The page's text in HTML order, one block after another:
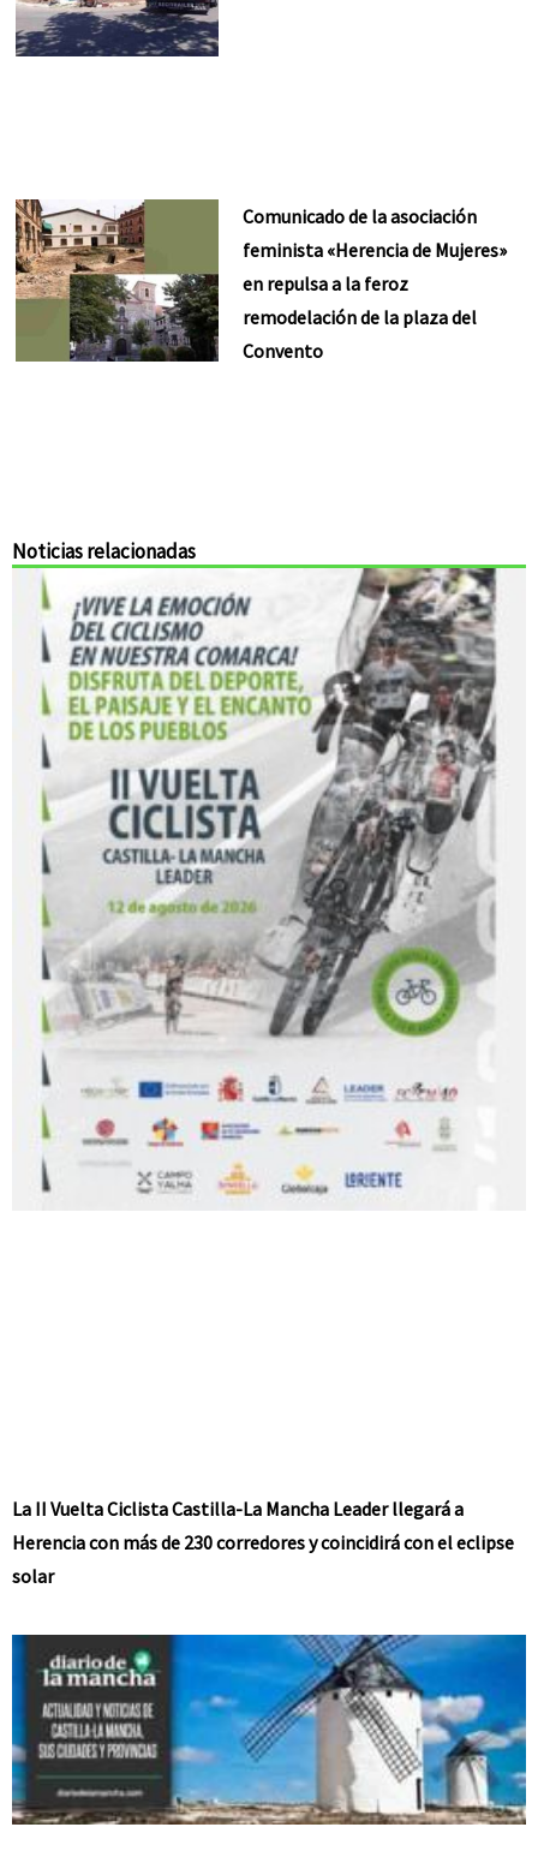
Comunicado de la asociación
feminista «Herencia de Mujeres»
en repulsa a la feroz
remodelación de la plaza del
Convento
Noticias relacionadas
La II Vuelta Ciclista Castilla-La Mancha Leader llegará a
Herencia con más de 230 corredores y coincidirá con el eclipse
solar